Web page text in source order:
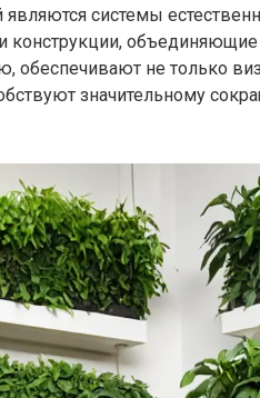
системы
конструкции, объединяющие
обеспечивают не только
значительному